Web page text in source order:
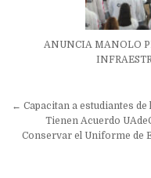
ANUNCIA MANOLO
Navegación
de
entradas
← Capacitan a estudiantes
Tienen Acuerdo
Conservar el Uniforme de